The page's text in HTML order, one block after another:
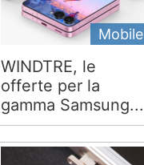
Mobile
WINDTRE, le
offerte per la
gamma Samsung...